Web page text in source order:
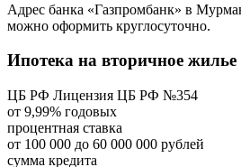
Адрес банка «Газпромбанк» в
можно оформить круглосуточно.
Ипотека на вторичное
ЦБ РФ Лицензия ЦБ РФ №354
от 9,99% годовых
процентная ставка
от 100 000 до 60 000 000 рублей
сумма кредита